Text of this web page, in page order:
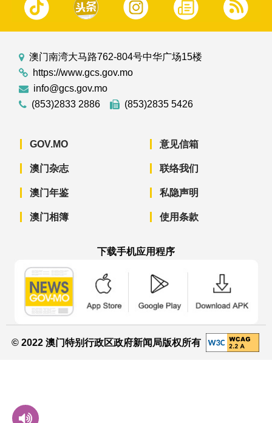
澳门南湾大马路762-804号中华广场15楼
https://www.gcs.gov.mo
info@gcs.gov.mo
(853)2833 2886
(853)2835 5426
GOV.MO
澳门杂志
澳门年鉴
澳门相簿
意见信箱
联络我们
私隐声明
使用条款
下载手机应用程序
© 2022 澳门特别行政区政府新闻局版权所有